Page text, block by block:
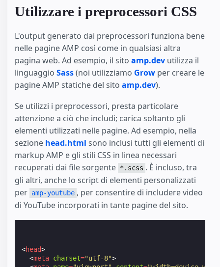
Utilizzare i preprocessori CSS
L'output generato dai preprocessori funziona bene
nelle pagine AMP così come in qualsiasi altra
pagina web. Ad esempio, il sito amp.dev utilizza il
linguaggio Sass(noi utilizziamo Grow per creare le
pagine AMP statiche del sito amp.dev).
Se utilizzi i preprocessori, presta particolare
attenzione a ciò che includi; carica soltanto gli
elementi utilizzati nelle pagine. Ad esempio, nella
sezione head.html sono inclusi tutti gli elementi di
markup AMP e gli stili CSS in linea necessari
recuperati dai file sorgente *.scss . È incluso, tra
gli altri, anche lo script di elementi personalizzati
per amp-youtube , per consentire di includere video
di YouTube incorporati in tante pagine del sito.
<head>
<meta charset="utf-8">